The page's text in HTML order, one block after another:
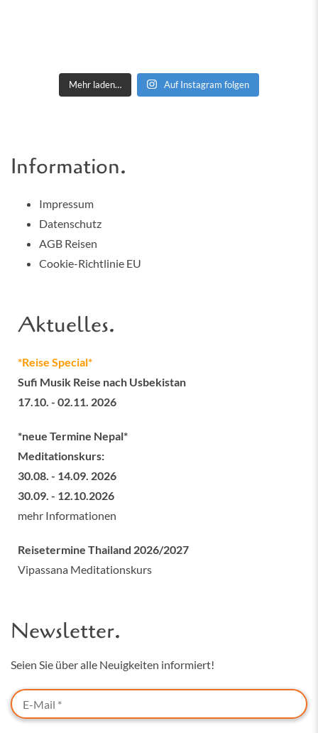
Mehr laden… Auf Instagram folgen
Information.
Impressum
Datenschutz
AGB Reisen
Cookie-Richtlinie EU
Aktuelles.
*Reise Special*
Sufi Musik Reise nach Usbekistan
17.10. - 02.11. 2026
*neue Termine Nepal*
Meditationskurs:
30.08. - 14.09. 2026
30.09. - 12.10.2026
mehr Informationen
Reisetermine Thailand 2026/2027
Vipassana Meditationskurs
Newsletter.
Seien Sie über alle Neuigkeiten informiert!